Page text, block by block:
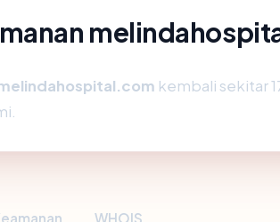
kembali sekitar
WHOIS